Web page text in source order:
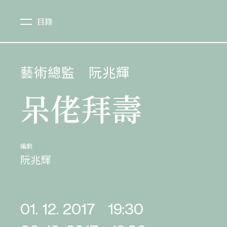
藝術總監 阮兆輝
呆佬拜壽
編劇
阮兆輝
01. 12. 2017
19:30
目錄